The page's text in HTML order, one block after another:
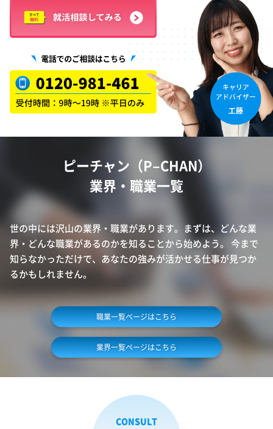
ピーチャン（P−CHAN）
業界・職業一覧
世の中には沢山の業界・職業があります。
まずは、どんな業
界・どんな職業があるのかを知ることから始めよう。
今まで
知らなかっただけで、あなたの強みが活かせる仕事が見つか
るかもしれません。
職業一覧ページはこちら
業界一覧ページはこちら
CONSULT